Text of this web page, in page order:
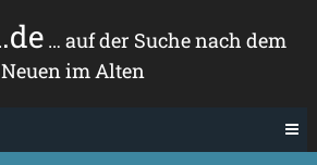
… auf der Suche nach dem
Neuen im Alten